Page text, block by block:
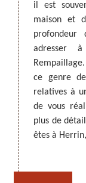
ARTISAN
chaises et
pour
à un
vos
lui
Il
vous
il est
maison et
adresser
ce genre
relatives à
de vous
plus de
êtes à